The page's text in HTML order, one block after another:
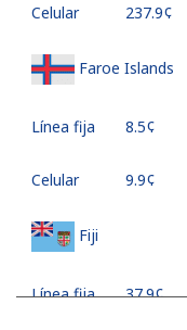
Celular ⁦237.9¢⁩
Faroe Islands
Línea fija ⁦8.5¢⁩
Celular ⁦9.9¢⁩
Fiji
Línea fija ⁦37.9¢⁩